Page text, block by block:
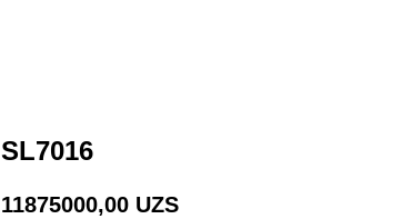
SL7016
11875000,00 UZS